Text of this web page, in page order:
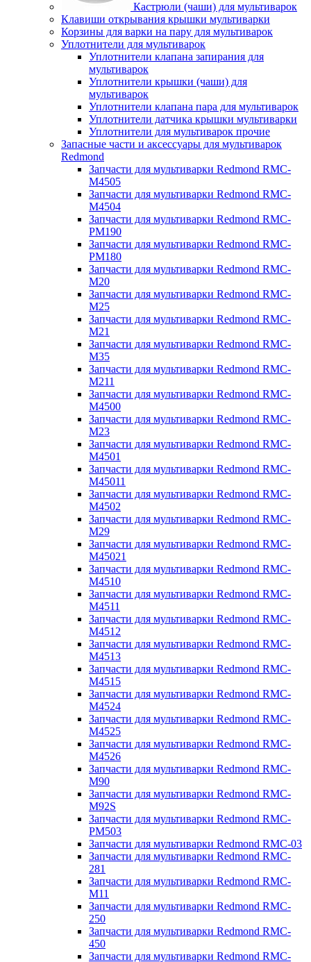
Кастрюли (чаши) для мультиварок
Клавиши открывания крышки мультиварки
Корзины для варки на пару для мультиварок
Уплотнители для мультиварок
Уплотнители клапана запирания для
мультиварок
Уплотнители крышки (чаши) для
мультиварок
Уплотнители клапана пара для мультиварок
Уплотнители датчика крышки мультиварки
Уплотнители для мультиварок прочие
Запасные части и аксессуары для мультиварок
Redmond
Запчасти для мультиварки Redmond RMC-
M4505
Запчасти для мультиварки Redmond RMC-
M4504
Запчасти для мультиварки Redmond RMC-
PM190
Запчасти для мультиварки Redmond RMC-
PM180
Запчасти для мультиварки Redmond RMC-
M20
Запчасти для мультиварки Redmond RMC-
M25
Запчасти для мультиварки Redmond RMC-
M21
Запчасти для мультиварки Redmond RMC-
M35
Запчасти для мультиварки Redmond RMC-
M211
Запчасти для мультиварки Redmond RMC-
M4500
Запчасти для мультиварки Redmond RMC-
M23
Запчасти для мультиварки Redmond RMC-
M4501
Запчасти для мультиварки Redmond RMC-
M45011
Запчасти для мультиварки Redmond RMC-
M4502
Запчасти для мультиварки Redmond RMC-
M29
Запчасти для мультиварки Redmond RMC-
M45021
Запчасти для мультиварки Redmond RMC-
M4510
Запчасти для мультиварки Redmond RMC-
M4511
Запчасти для мультиварки Redmond RMC-
M4512
Запчасти для мультиварки Redmond RMC-
M4513
Запчасти для мультиварки Redmond RMC-
M4515
Запчасти для мультиварки Redmond RMC-
M4524
Запчасти для мультиварки Redmond RMC-
M4525
Запчасти для мультиварки Redmond RMC-
M4526
Запчасти для мультиварки Redmond RMC-
M90
Запчасти для мультиварки Redmond RMC-
M92S
Запчасти для мультиварки Redmond RMC-
PM503
Запчасти для мультиварки Redmond RMC-03
Запчасти для мультиварки Redmond RMC-
281
Запчасти для мультиварки Redmond RMC-
M11
Запчасти для мультиварки Redmond RMC-
250
Запчасти для мультиварки Redmond RMC-
450
Запчасти для мультиварки Redmond RMC-